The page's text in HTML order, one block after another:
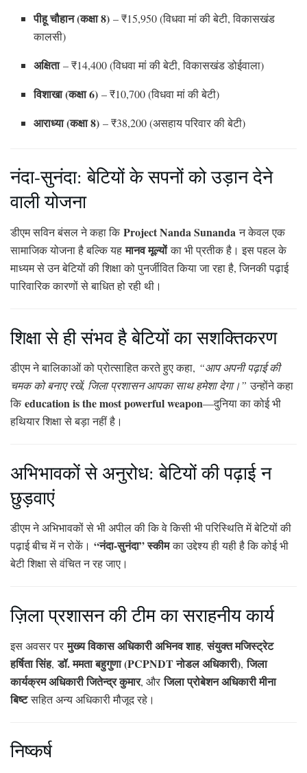
पीहू चौहान (कक्षा 8) – ₹15,950 (विधवा मां की बेटी, विकासखंड
कालसी)
अक्षिता– ₹14,400 (विधवा मां की बेटी, विकासखंड डोईवाला)
विशाखा (कक्षा 6) – ₹10,700 (विधवा मां की बेटी)
आराध्या (कक्षा 8) – ₹38,200 (असहाय परिवार की बेटी)
नंदा-सुनंदा: बेटियों के सपनों को उड़ान देने
वाली योजना
डीएम सविन बंसल ने कहा किProject Nanda Sunandaन केवल एक
सामाजिक योजना है बल्कि यहमानव मूल्योंका भी प्रतीक है। इस पहल के
माध्यम से उन बेटियों की शिक्षा को पुनर्जीवित किया जा रहा है, जिनकी पढ़ाई
पारिवारिक कारणों से बाधित हो रही थी।
शिक्षा से ही संभव है बेटियों का सशक्तिकरण
डीएम ने बालिकाओं को प्रोत्साहित करते हुए कहा, “आप अपनी पढ़ाई की
चमक को बनाए रखें, जिला प्रशासन आपका साथ हमेशा देगा।” उन्होंने कहा
किeducation is the most powerful weapon—दुनिया का कोई भी
हथियार शिक्षा से बड़ा नहीं है।
अभिभावकों से अनुरोध: बेटियों की पढ़ाई न
छुड़वाएं
डीएम ने अभिभावकों से भी अपील की कि वे किसी भी परिस्थिति में बेटियों की
पढ़ाई बीच में न रोकें। “नंदा-सुनंदा” स्कीमका उद्देश्य ही यही है कि कोई भी
बेटी शिक्षा से वंचित न रह जाए।
ज़िला प्रशासन की टीम का सराहनीय कार्य
इस अवसर परमुख्य विकास अधिकारी अभिनव शाह,संयुक्त मजिस्ट्रेट
हर्षिता सिंह,डॉ. ममता बहुगुणा (PCPNDT नोडल अधिकारी),जिला
कार्यक्रम अधिकारी जितेन्द्र कुमार, औरजिला प्रोबेशन अधिकारी मीना
बिष्टसहित अन्य अधिकारी मौजूद रहे।
निष्कर्ष